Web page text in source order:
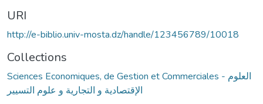
URI
http://e-biblio.univ-mosta.dz/handle/123456789/10018
Collections
Sciences Economiques, de Gestion et Commerciales - العلوم
الإقتصادية و التجارية و علوم التسيير